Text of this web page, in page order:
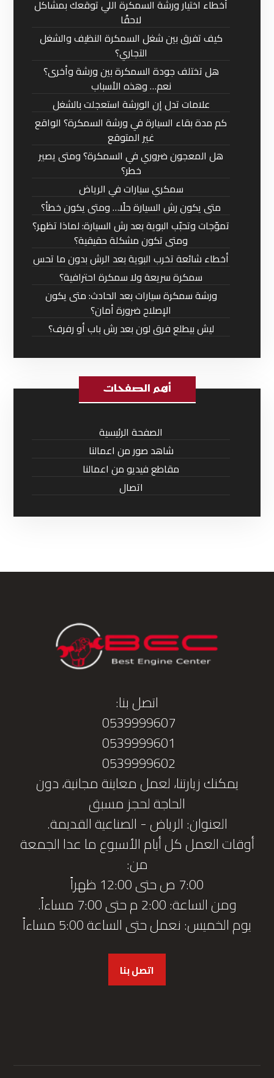
أخطاء اختيار ورشة السمكرة اللي توقعك بمشاكل
لاحقًا
كيف تفرق بين شغل السمكرة النظيف والشغل
التجاري؟
هل تختلف جودة السمكرة بين ورشة وأخرى؟
نعم… وهذه الأسباب
علامات تدل إن الورشة استعجلت بالشغل
كم مدة بقاء السيارة في ورشة السمكرة؟ الواقع
غير المتوقع
هل المعجون ضروري في السمكرة؟ ومتى يصير
خطر؟
سمكري سيارات في الرياض
متى يكون رش السيارة حلًا… ومتى يكون خطأ؟
تموّجات وتحبّب البوية بعد رش السيارة: لماذا تظهر؟
ومتى تكون مشكلة حقيقية؟
أخطاء شائعة تخرب البوية بعد الرش بدون ما تحس
سمكرة سريعة ولا سمكرة احترافية؟
ورشة سمكرة سيارات بعد الحادث: متى يكون
الإصلاح ضرورة أمان؟
ليش بيطلع فرق لون بعد رش باب أو رفرف؟
أهم الصفحات
الصفحة الرئيسية
شاهد صور من اعمالنا
مقاطع فيديو من اعمالنا
اتصال
اتصل بنا:
0539999607
0539999601
0539999602
يمكنك زيارتنا، لعمل معاينة مجانية، دون
الحاجة لحجز مسبق
العنوان: الرياض - الصناعية القديمة.
أوقات العمل كل أيام الأسبوع ما عدا الجمعة
من:
7:00 ص حتى 12:00 ظهراً
ومن الساعة: 2:00 م حتى 7:00 مساءاً.
يوم الخميس: نعمل حتى الساعة 5:00 مساءاً
اتصل بنا